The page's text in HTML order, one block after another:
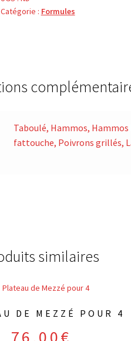
Catégorie : Formules
Taboulé, Hammos,
fattouche, Poivrons grillés,
similaires
DE MEZZÉ POUR 4